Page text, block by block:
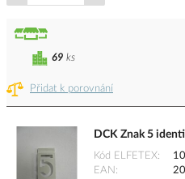
Přidat k porovnání
69 ks
DCK Znak 5
Kód ELFETEX
EAN